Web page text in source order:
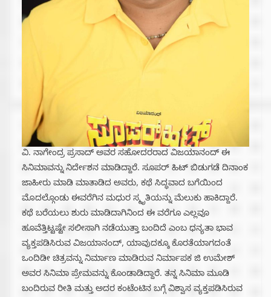
ವಿ. ನಾಗೇಂದ್ರ ಪ್ರಸಾದ್ ಅವರ ಸಹೋದರರಾದ ವಿಜಯಾನಂದ್ ಈ
ಸಿನಿಮಾವನ್ನು ನಿರ್ದೇಶನ ಮಾಡಿದ್ದಾರೆ. ಸೂಪರ್ ಹಿಟ್ ಬಿಡುಗಡೆ ದಿನಾಂಕ
ಜಾಹೀರು ಮಾಡಿ ಮಾತಾಡಿದ ಅವರು, ಕಥೆ ಸಿದ್ಧವಾದ ಬಗೆಯಿಂದ
ಮೊದಲ್ಗೊಂಡು ಈವರೆಗಿನ ಮಧುರ ಸ್ಮೃತಿಯನ್ನು ಮೆಲುಕು ಹಾಕಿದ್ದಾರೆ.
ಕಥೆ ಬರೆಯಲು ಶುರು ಮಾಡಿದಾಗಿನಿಂದ ಈ ವರೆಗೂ ಎಲ್ಲವೂ
ಹೂವೆತ್ತಿಟ್ಟಷ್ಟೇ ಸಲೀಸಾಗಿ ನಡೆಯುತ್ತಾ ಬಂದಿದೆ ಎಂಬ ಧನ್ಯತಾ ಭಾವ
ವ್ಯಕ್ತಪಡಿಸಿರುವ ವಿಜಯಾನಂದ್, ಯಾವುದಕ್ಕೂ ಕೊರತೆಯಾಗದಂತೆ
ಒಂದಿಡೀ ಚಿತ್ರವನ್ನು ನಿರ್ಮಾಣ ಮಾಡಿರುವ ನಿರ್ಮಾಪಕ ಜಿ ಉಮೇಶ್
ಅವರ ಸಿನಿಮಾ ಪ್ರೇಮವನ್ನು ಕೊಂಡಾಡಿದ್ದಾರೆ. ತನ್ನ ಸಿನಿಮಾ ಮೂಡಿ
ಬಂದಿರುವ ರೀತಿ ಮತ್ತು ಅದರ ಕಂಟೆಂಟಿನ ಬಗ್ಗೆ ವಿಶ್ವಾಸ ವ್ಯಕ್ತಪಡಿಸಿರುವ